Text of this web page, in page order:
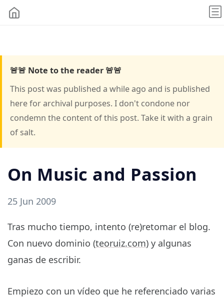
🚨🚨 Note to the reader 🚨🚨
This post was published a while ago and is published
here for archival purposes. I don't condone nor
condemn the content of this post. Take it with a grain
of salt.
On Music and Passion
25 Jun 2009
Tras mucho tiempo, intento (re)retomar el blog.
Con nuevo dominio (teoruiz.com) y algunas
ganas de escribir.
Empiezo con un vídeo que he referenciado varias